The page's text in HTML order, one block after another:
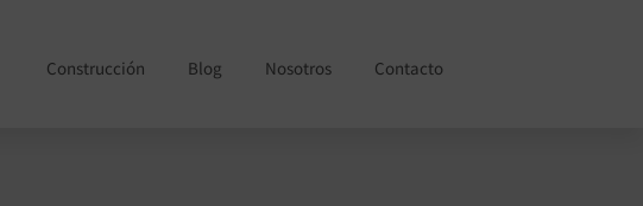
Construcción Blog Nosotros Contacto